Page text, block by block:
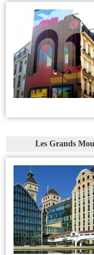
Les Grands